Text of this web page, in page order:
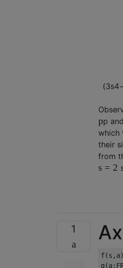
(3s4−
pp and
which
their
from
s = 2
1